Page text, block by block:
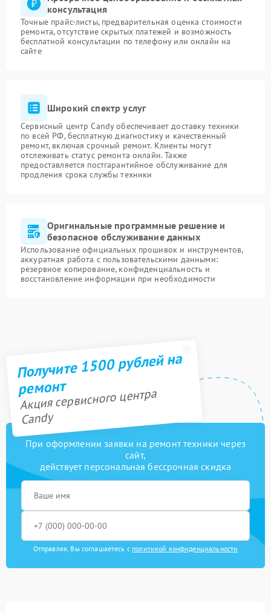
консультация
Точные прайс-листы, предварительная оценка стоимости
ремонта, отсутствие скрытых платежей и возможность
бесплатной консультации по телефону или онлайн на
сайте
Широкий спектр услуг
Сервисный центр Candy обеспечивает доставку техники
по всей РФ, бесплатную диагностику и качественный
ремонт, включая срочный ремонт. Клиенты могут
отслеживать статус ремонта онлайн. Также
предоставляется постгарантийное обслуживание для
продления срока службы техники
Оригинальные программные решение и
безопасное обслуживание данных
Использование официальных прошивок и инструментов,
аккуратная работа с пользовательскими данными:
резервное копирование, конфиденциальность и
восстановление информации при необходимости
Получите 1500 рублей на
ремонт
Акция сервисного центра
Candy
При оформлении заявки на ремонт техники через
сайт,
действует персональная бессрочная скидка
Отправляя, Вы соглашаетесь с политикой конфиденциальности